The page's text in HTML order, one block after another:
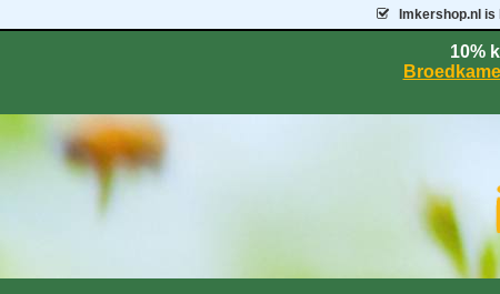
Imkershop.nl is
10%